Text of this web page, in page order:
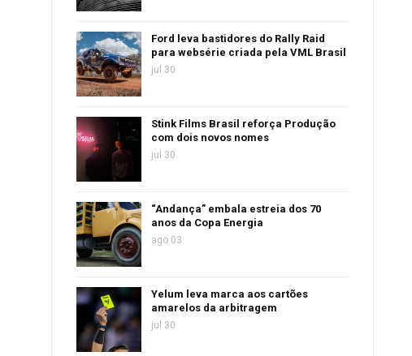
Ford leva bastidores do Rally Raid
para websérie criada pela VML Brasil
jul 30
Stink Films Brasil reforça Produção
com dois novos nomes
jul 30
“Andança” embala estreia dos 70
anos da Copa Energia
ago 03
Yelum leva marca aos cartões
amarelos da arbitragem
jul 30